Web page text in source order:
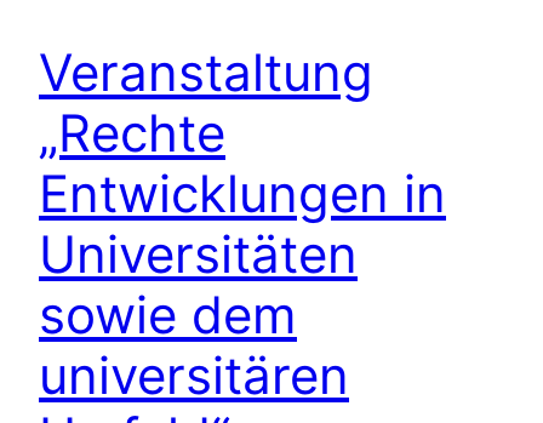
Veranstaltung
„Rechte
Entwicklungen in
Universitäten
sowie dem
universitären